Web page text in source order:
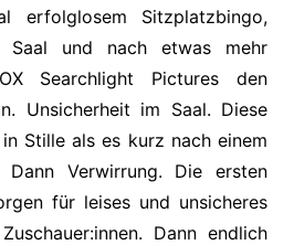
erfolglosem Sitzplatzbingo,
und nach etwas mehr
Searchlight Pictures den
Unsicherheit im Saal. Diese
Stille als es kurz nach einem
Dann Verwirrung. Die ersten
für leises und unsicheres
Dann endlich